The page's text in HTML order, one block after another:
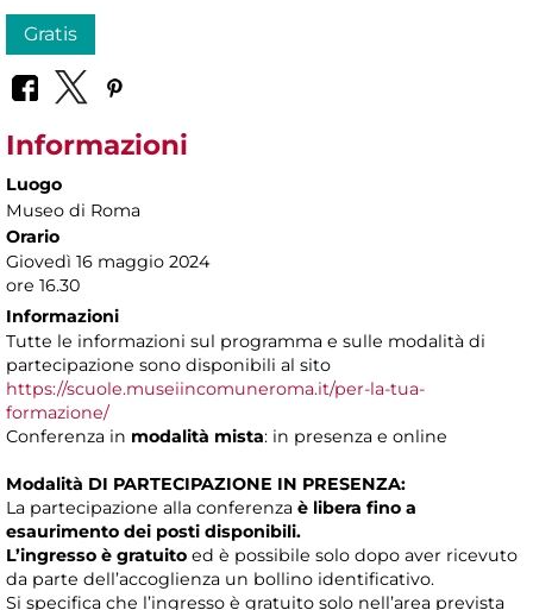
Gratis
Informazioni
Luogo
Museo di Roma
Orario
Giovedì 16 maggio 2024
ore 16.30
Informazioni
Tutte le informazioni sul programma e sulle modalità di
partecipazione sono disponibili al sito
https://scuole.museiincomuneroma.it/per-la-tua-
formazione/
Conferenza in modalità mista: in presenza e online
Modalità DI PARTECIPAZIONE IN PRESENZA:
La partecipazione alla conferenza è libera fino a
esaurimento dei posti disponibili.
L’ingresso è gratuito ed è possibile solo dopo aver ricevuto
da parte dell’accoglienza un bollino identificativo.
Si specifica che l’ingresso è gratuito solo nell’area prevista